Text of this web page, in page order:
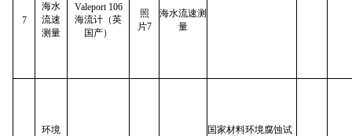
7
海水
流速
测量
Valeport 106
海流计（英
国产）
照
片7
海水流速测
量
环境
国家材料环境腐蚀试